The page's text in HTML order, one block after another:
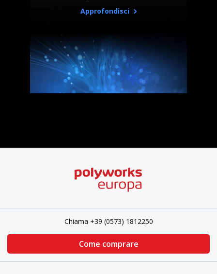
Approfondisci
Chiama +39 (0573) 1812250
Come comprare